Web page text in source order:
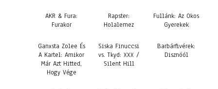
AKR & Fura:
Furakor
Rapster:
Holalemez
Fullánk: Az Okos
Gyerekek
Ganxsta Zolee És
A Kartel: Amikor
Már Azt Hitted,
Hogy Vége
Siska Finuccsi
vs. Tkyd: XXX /
Silent Hill
Barbárfivérek:
Disznóól